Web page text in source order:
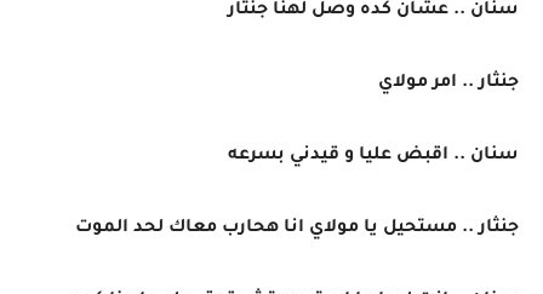
سنان .. عشان كده وصل لهنا جنثار
جنثار .. امر مولاي
سنان .. اقبض عليا و قيدني بسرعه
جنثار .. مستحيل يا مولاي انا هحارب معاك لحد الموت